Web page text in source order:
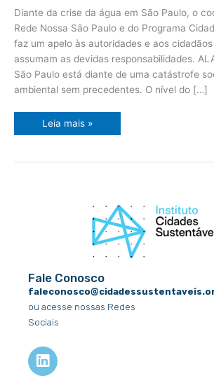
Diante da crise da água em São Paulo, o
Rede Nossa São Paulo e do Programa
faz um apelo às autoridades e aos
assumam as devidas responsabilidades.
São Paulo está diante de uma catástrofe
ambiental sem precedentes. O nível do […]
Leia mais »
Fale Conosco
ou acesse nossas Redes
Sociais
L
i